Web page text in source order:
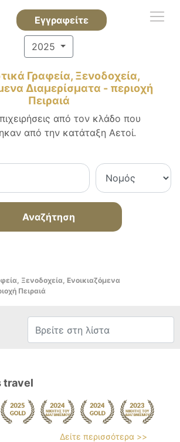
Εγγραφείτε
2025
Γραφεία, Ξενοδοχεία,
Διαμερίσματα - περιοχή
Πειραιά
από τον κλάδο που
από την κατάταξη Αετοί.
Αναζήτηση
Ξενοδοχεία, Ενοικιαζόμενα
Πειραιά
travel
Δείτε περισσότερα >>